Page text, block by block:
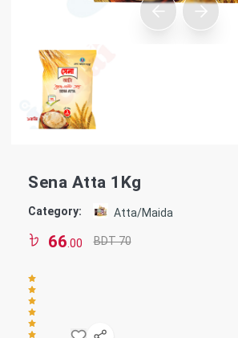
Sena Atta 1Kg
Category: Atta/Maida
66 .00 BDT 70